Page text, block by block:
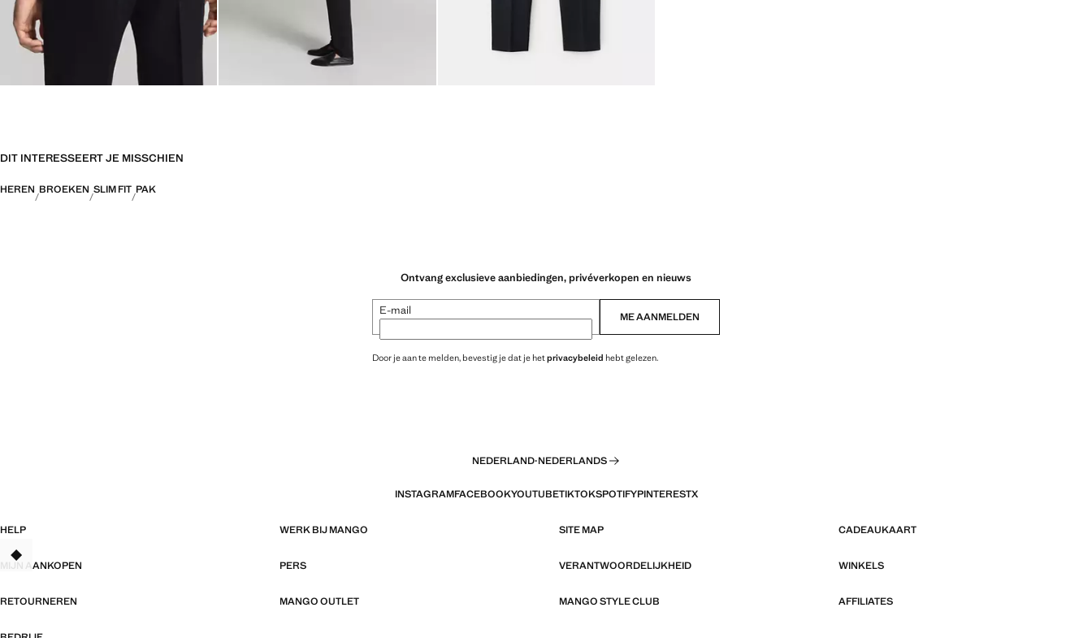
DIT INTERESSEERT JE MISSCHIEN
HEREN BROEKEN SLIM FIT PAK
Ontvang exclusieve aanbiedingen, privéverkopen en nieuws
E-mail ME AANMELDEN
Door je aan te melden, bevestig je dat je hetprivacybeleid hebt gelezen.
NEDERLAND·NEDERLANDS
INSTAGRAMFACEBOOKYOUTUBETIKTOKSPOTIFYPINTERESTX
HELP WERK BIJ MANGO SITE MAP CADEAUKAART
MIJN AANKOPEN PERS VERANTWOORDELIJKHEID WINKELS
RETOURNEREN MANGO OUTLET MANGO STYLE CLUB AFFILIATES